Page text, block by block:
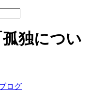
独につい
ログ